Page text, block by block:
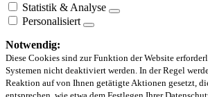
Statistik & Analyse
Personalisiert
Notwendig:
Diese Cookies sind zur Funktion der Website
Systemen nicht deaktiviert werden. In der Regel
Reaktion auf von Ihnen getätigte Aktionen gesetzt,